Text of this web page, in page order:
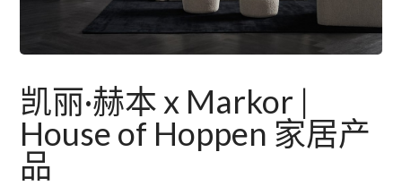
凯丽·赫本 x Markor |
House of Hoppen 家居产
品